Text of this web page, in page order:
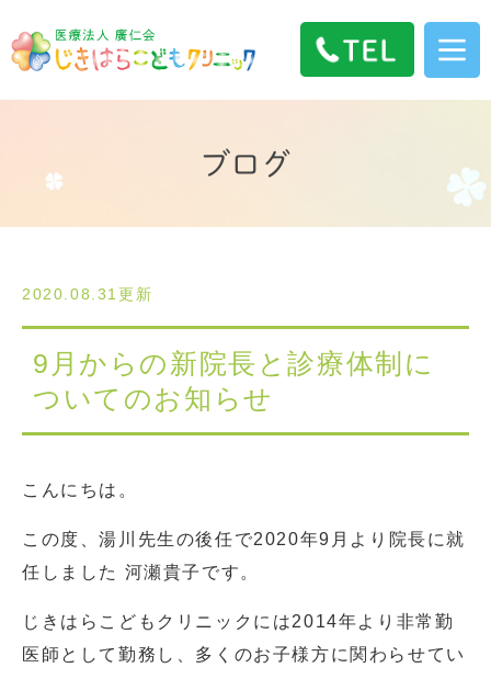
ブログ
2020.08.31更新
9月からの新院長と診療体制に
ついてのお知らせ
こんにちは。
この度、湯川先生の後任で2020年9月より院長に就
任しました 河瀬貴子です。
じきはらこどもクリニックには2014年より非常勤
医師として勤務し、多くのお子様方に関わらせてい